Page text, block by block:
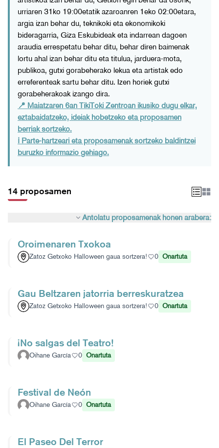
urriaren 31ko 19:00etatik azaroanren 1eko 02:00etara,
argia izan behar du, teknikoki eta ekonomikoki
bideragarria, Giza Eskubideak eta indarrean dagoen
araudia errespetatu behar ditu, behar diren baimenak
lortu ahal izan behar ditu eta titulua, jarduera-mota,
publikoa, gutxi gorabeherako lekua eta artistak edo
erreferenteak sartu behar ditu. Izen horiek gutxi
gorabeherakoak izango dira.
📍 Maiatzaren 6an TikiToki Zentroan ikusiko dugu elkar,
eztabaidatzeko, ideiak hobetzeko eta proposamen
berriak sortzeko.
ℹ️ Parte-hartzeari eta proposamenak sortzeko baldintzei
buruzko informazio gehiago.
14 proposamen
Antolatu proposamenak honen arabera:
Oroimenaren Txokoa
Zatoz Getxoko Halloween gaua sortzera! 0 Onartuta
Gau Beltzaren jatorria berreskuratzea
Zatoz Getxoko Halloween gaua sortzera! 0 Onartuta
¡No salgas del Teatro!
Oihane García 0 Onartuta
Festival de Neón
Oihane García 0 Onartuta
El Paseo Del Terror